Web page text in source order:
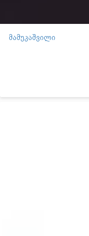
მამუკაშვილი